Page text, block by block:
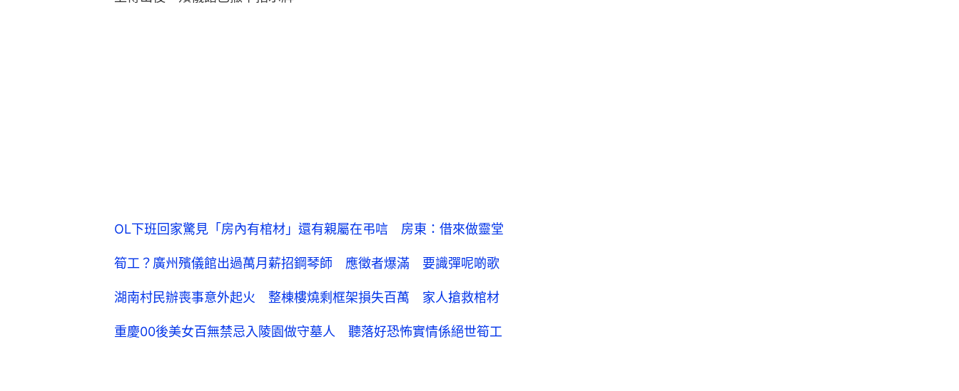
OL下班回家驚見「房內有棺材」還有親屬在弔唁 房東：借來做靈堂
筍工？廣州殯儀館出過萬月薪招鋼琴師 應徵者爆滿 要識彈呢啲歌
湖南村民辦喪事意外起火 整棟樓燒剩框架損失百萬 家人搶救棺材
重慶00後美女百無禁忌入陵園做守墓人 聽落好恐怖實情係絕世筍工